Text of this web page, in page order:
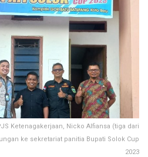
Ketenagakerjaan, Nicko Alfiansa (tiga dari
ke sekretariat panitia Bupati Solok Cup
2023